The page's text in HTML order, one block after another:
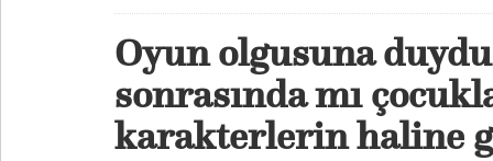
Oyun olgusuna
sonrasında mı
karakterlerin haline